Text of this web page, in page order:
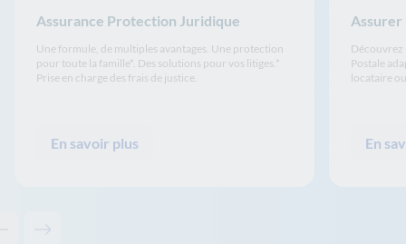
Assurance Protection Juridique
Une formule, de multiples avantages. Une protection
pour toute la famille*. Des solutions pour vos litiges.*
Prise en charge des frais de justice.
En savoir plus
Assurer
Découvrez
Postale
locataire
En
Contenu précédent - Solutions associées
Contenu suivant - Solutions associées